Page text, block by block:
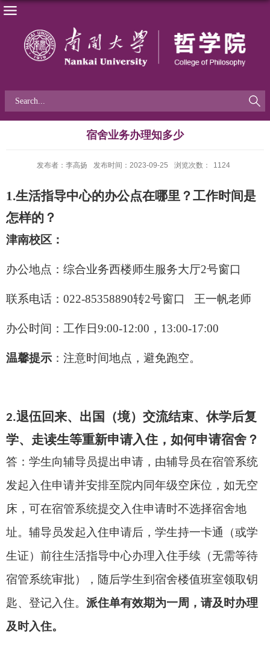
宿舍业务办理知多少
发布者：李高扬 发布时间：2023-09-25 浏览次数： 1124
1.生活指导中心的办公点在哪里？工作时间是
怎样的？
津南校区：
办公地点：综合业务西楼师生服务大厅2号窗口
联系电话： 022-85358890转2号窗口 王一帆老师
办公时间：工作日9:00-12:00 ， 13:00-17:00
温馨提示 ：注意时间地点，避免跑空。
2.退伍回来、出国 （境） 交流结束、休学后复
学、走读生等重新申请入住，如何申请宿舍？
答： 学生向辅导员提出申请， 由辅导员在宿管系统
发起入住申请并安排至院内同年级空床位， 如无空
床，可在宿管系统提交入住申请时不选择宿舍地
址。辅导员发起入住申请后，学生持一卡通（或学
生证） 前往生活指导中心办理入住手续（无需等待
宿管系统审批），随后学生到宿舍楼值班室领取钥
匙、登记入住。 派住单有效期为一周， 请及时办理
及时入住。